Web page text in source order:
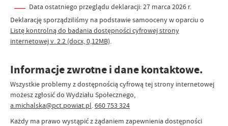
Data ostatniego przeglądu deklaracji:27 marca 2026 r.
Deklarację sporządziliśmy na podstawie samooceny w oparciu o
Listę kontrolną do badania dostępności cyfrowej strony
internetowej v. 2.2 (docx, 0,12MB).
Informacje zwrotne i dane kontaktowe.
Wszystkie problemy z dostępnością cyfrową tej strony internetowej
możesz zgłosić do Wydziału Społecznego,
a.michalska@pct.powiat.pl.660 753 324
Każdy ma prawo wystąpić z żądaniem zapewnienia dostępności